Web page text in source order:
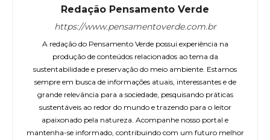
Redação Pensamento Verde
https://www.pensamentoverde.com.br
A redação do Pensamento Verde possui experiência na
produção de conteúdos relacionados ao tema da
sustentabilidade e preservação do meio ambiente. Estamos
sempre em busca de informações atuais, interessantes e de
grande relevância para a sociedade, pesquisando práticas
sustentáveis ao redor do mundo e trazendo para o leitor
apaixonado pela natureza. Acompanhe nosso portal e
mantenha-se informado, contribuindo com um futuro melhor